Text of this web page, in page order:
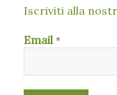
Iscriviti alla
Email*